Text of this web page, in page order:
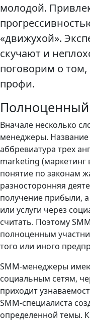
молодой.
«движухой».
скучают и
поговорим о том,
профи.
Полноценный
Вначале несколько
менеджеры. Название
аббревиатура трех
marketing (маркетинг
понятие по законам
разносторонняя
получение прибыли,
или услуги через
считать. Поэтому
полноценным
того или иного
SMM-менеджеры
социальным сетям,
приходит
SMM-специалиста
определенной темы.